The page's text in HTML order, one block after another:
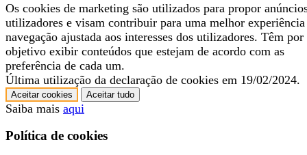
Os cookies de marketing são utilizados para propor
utilizadores e visam contribuir para uma melhor experiência
navegação ajustada aos interesses dos utilizadores. Têm por
objetivo exibir conteúdos que estejam de acordo com as
preferência de cada um.
Última utilização da declaração de cookies em 19/02/2024.
Aceitar cookies Aceitar tudo
Saiba mais aqui
Política de cookies